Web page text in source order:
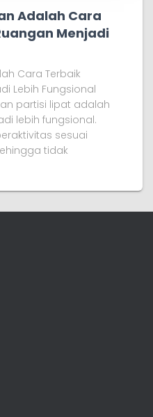
Adalah Cara
Menjadi
Cara Terbaik
Lebih Fungsional
partisi lipat adalah
lebih fungsional.
sesuai
tidak